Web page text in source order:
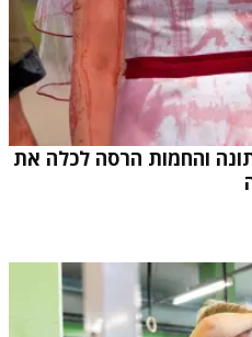
והחמות הרסה לכלה את